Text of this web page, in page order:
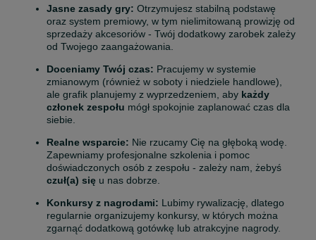
Jasne zasady gry: Otrzymujesz stabilną podstawę
oraz system premiowy, w tym nielimitowaną prowizję od
sprzedaży akcesoriów - Twój dodatkowy zarobek zależy
od Twojego zaangażowania.
Doceniamy Twój czas: Pracujemy w systemie
zmianowym (również w soboty i niedziele handlowe),
ale grafik planujemy z wyprzedzeniem, aby każdy
członek zespołu mógł spokojnie zaplanować czas dla
siebie.
Realne wsparcie: Nie rzucamy Cię na głęboką wodę.
Zapewniamy profesjonalne szkolenia i pomoc
czuł(a) się u nas dobrze.
Konkursy z nagrodami: Lubimy rywalizację, dlatego
regularnie organizujemy konkursy, w których można
zgarnąć dodatkową gotówkę lub atrakcyjne nagrody.